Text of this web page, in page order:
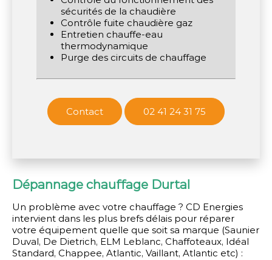
sécurités de la chaudière
Contrôle fuite chaudière gaz
Entretien chauffe-eau
thermodynamique
Purge des circuits de chauffage
Contact 02 41 24 31 75
Dépannage chauffage Durtal
Un problème avec votre chauffage ? CD Energies
intervient dans les plus brefs délais pour réparer
votre équipement quelle que soit sa marque (Saunier
Duval, De Dietrich, ELM Leblanc, Chaffoteaux, Idéal
Standard, Chappee, Atlantic, Vaillant, Atlantic etc) :